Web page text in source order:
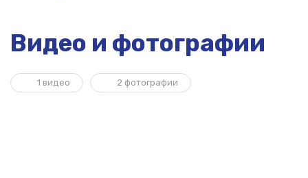
Видео и фотографии
1 видео 2 фотографии